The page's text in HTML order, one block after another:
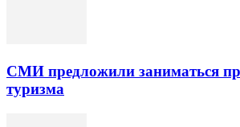
СМИ предложили заниматься
туризма